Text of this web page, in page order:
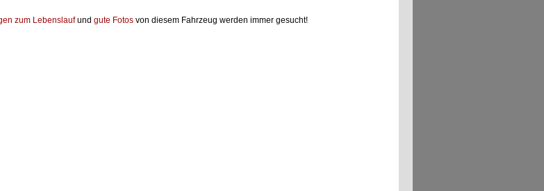
zum Lebenslaufund gute Fotos von diesem Fahrzeug werden immer gesucht!